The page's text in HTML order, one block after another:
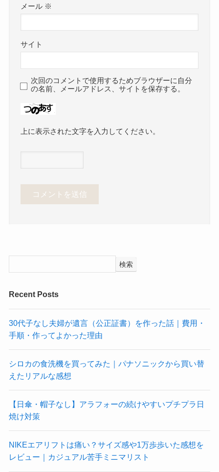
メール ※
サイト
次回のコメントで使用するためブラウザーに自分
の名前、メールアドレス、サイトを保存する。
上に表示された文字を入力してください。
検索
Recent Posts
30代子なし夫婦が遺言（公正証書）を作った話｜費用・
手順・作ってよかった理由
シロカの食洗機を買ってみた｜パナソニックから買い替
えたリアルな感想
【日傘・帽子なし】アラフォーの続けやすいプチプラ日
焼け対策
NIKEエアリフトは痛い？サイズ感や1万歩歩いた感想を
レビュー｜カジュアル苦手ミニマリスト